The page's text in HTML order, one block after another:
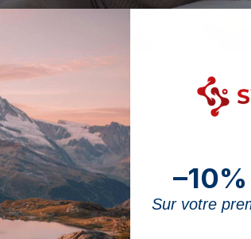
funzione psicologica; lo stress, invece, ne
come il minerale « anti-
Questo articolo fa parte dei
ufficialmente riconosciuto – il
ma dimostrato in modo
Sur votre